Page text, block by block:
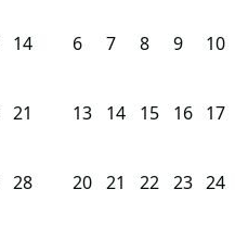
14
21
28
6 7 8 9 10
13 14 15 16 17
20 21 22 23 24